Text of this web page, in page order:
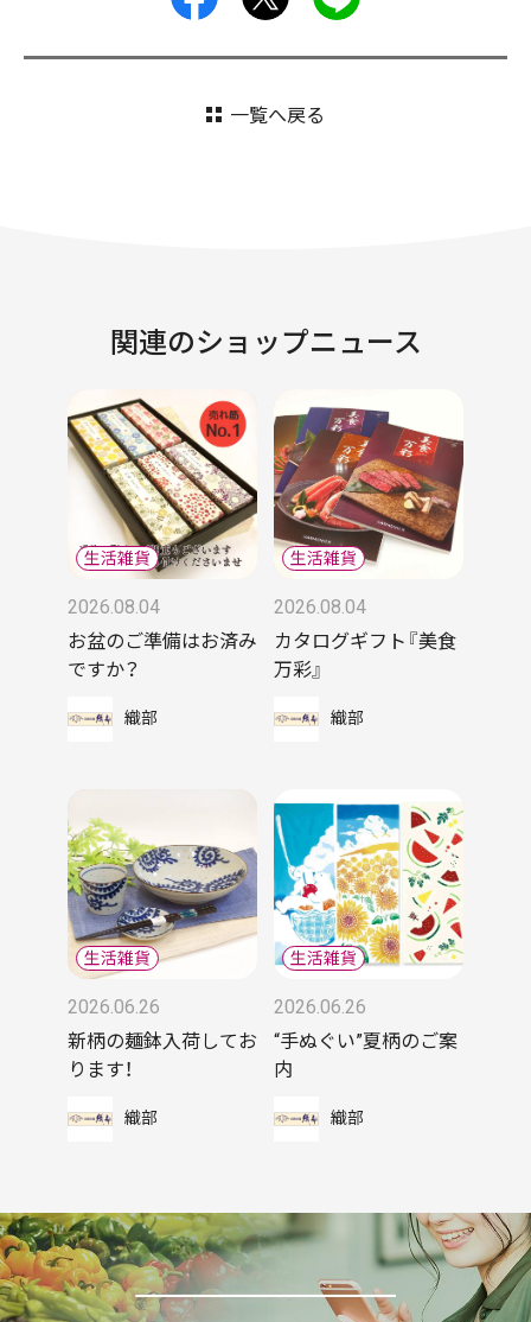
一覧へ戻る
関連のショップニュース
2026.08.04
お盆のご準備はお済み
ですか？
織部
2026.08.04
カタログギフト『美食
万彩』
織部
2026.06.26
新柄の麺鉢入荷してお
ります！
織部
2026.06.26
“手ぬぐい”夏柄のご案
内
織部